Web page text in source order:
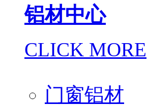
铝材中心
CLICK MORE
门窗铝材